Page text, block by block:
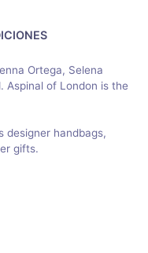
Ortega, Selena
Aspinal of London is the
designer handbags,
gifts.